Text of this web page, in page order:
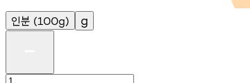
인분 (100g) g